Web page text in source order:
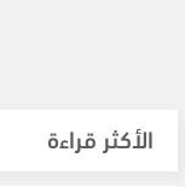
الأكثر قراءة